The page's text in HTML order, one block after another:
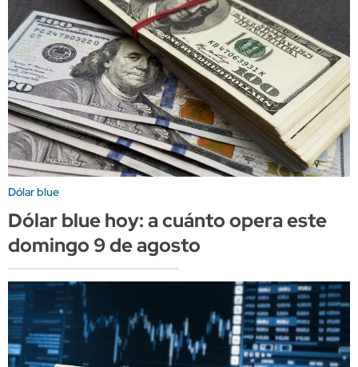
Dólar blue
Dólar blue hoy: a cuánto opera este
domingo 9 de agosto